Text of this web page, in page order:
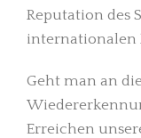
Reputation des
internationalen
Geht man an
Erreichen